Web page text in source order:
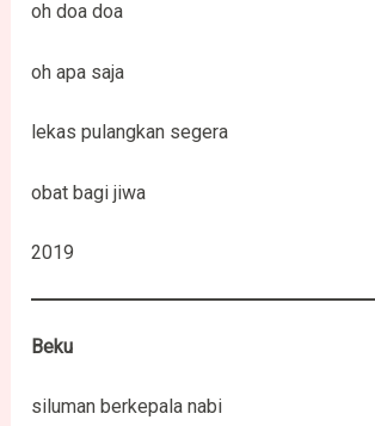
oh doa doa
oh apa saja
lekas pulangkan segera
obat bagi jiwa
2019
Beku
siluman berkepala nabi